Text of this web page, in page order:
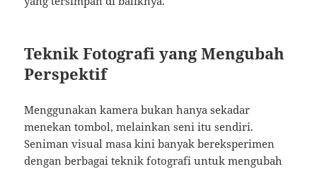
Teknik Fotografi yang Mengubah
Perspektif
Menggunakan kamera bukan hanya sekadar
menekan tombol, melainkan seni itu sendiri.
Seniman visual masa kini banyak bereksperimen
dengan berbagai teknik fotografi untuk mengubah